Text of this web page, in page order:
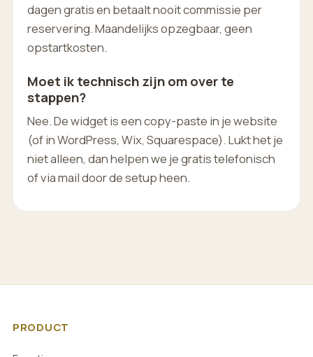
dagen gratis en betaalt nooit commissie per
reservering. Maandelijks opzegbaar, geen
opstartkosten.
Moet ik technisch zijn om over te
stappen?
Nee. De widget is een copy-paste in je website
(of in WordPress, Wix, Squarespace). Lukt het je
niet alleen, dan helpen we je gratis telefonisch
of via mail door de setup heen.
PRODUCT